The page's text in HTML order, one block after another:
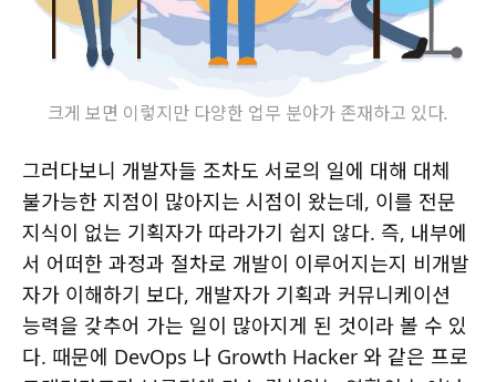
크게 보면 이렇지만 다양한 업무 분야가 존재하고 있다.
그러다보니 개발자들 조차도 서로의 일에 대해 대체
불가능한 지점이 많아지는 시점이 왔는데, 이를 전문
지식이 없는 기획자가 따라가기 쉽지 않다. 즉, 내부에
서 어떠한 과정과 절차로 개발이 이루어지는지 비개발
자가 이해하기 보다, 개발자가 기획과 커뮤니케이션
능력을 갖추어 가는 일이 많아지게 된 것이라 볼 수 있
다. 때문에 DevOps 나 Growth Hacker 와 같은 프로